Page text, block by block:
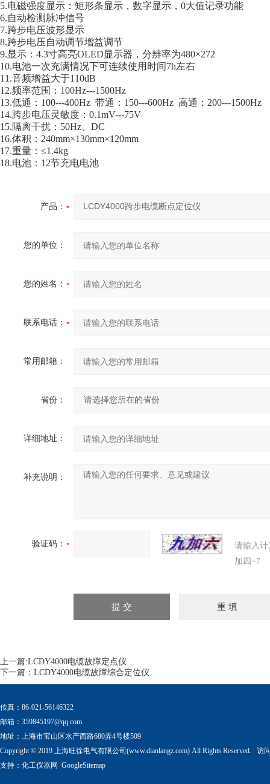
5.电磁强度显示：矩形条显示，数字显示，0大值记录功能
6.自动检测脉冲信号
7.跨步电压波形显示
8.跨步电压自动调节增益调节
9.显示：4.3寸高亮OLED显示器，分辨率为480×272
10.电池一次充满情况下可连续使用时间7h左右
11.音频增益大于110dB
12.频率范围：100Hz---1500Hz
13.低通：100---400Hz 带通：150---600Hz 高通：200---1500Hz
14.跨步电压灵敏度：0.1mV---75V
15.隔离干扰：50Hz、DC
16.体积：240mm×130mm×120mm
17.重量：≤1.4kg
18.电池：12节充电电池
产品：
您的单位：
您的姓名：
联系电话：
常用邮箱：
省份：
详细地址：
补充说明：
验证码：
请输入
加四=7
上一篇:LCDY4000电缆故障定点仪
下一篇： LCDY4000电缆故障综合定位仪
传真：86-021-56146322
邮箱： 359845197@qq.com
地址：上海市宝山区水产西路680弄4号楼509
Copyright © 2019 上海旺徐电气有限公司(www.dianlangz.com) All Rights Reserved. 访
支持： 化工仪器网 GoogleSitemap